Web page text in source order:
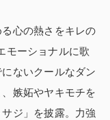
心の熱さをキレの
モーショナルに歌
ないクールなダン
嫉妬やヤキモチを
ジ」を披露。力強